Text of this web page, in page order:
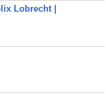
Lobrecht |